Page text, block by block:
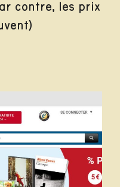
contre, les prix